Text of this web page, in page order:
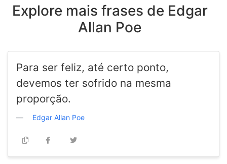
Explore mais frases de Edgar
Allan Poe
Para ser feliz, até certo ponto,
devemos ter sofrido na mesma
proporção.
Edgar Allan Poe